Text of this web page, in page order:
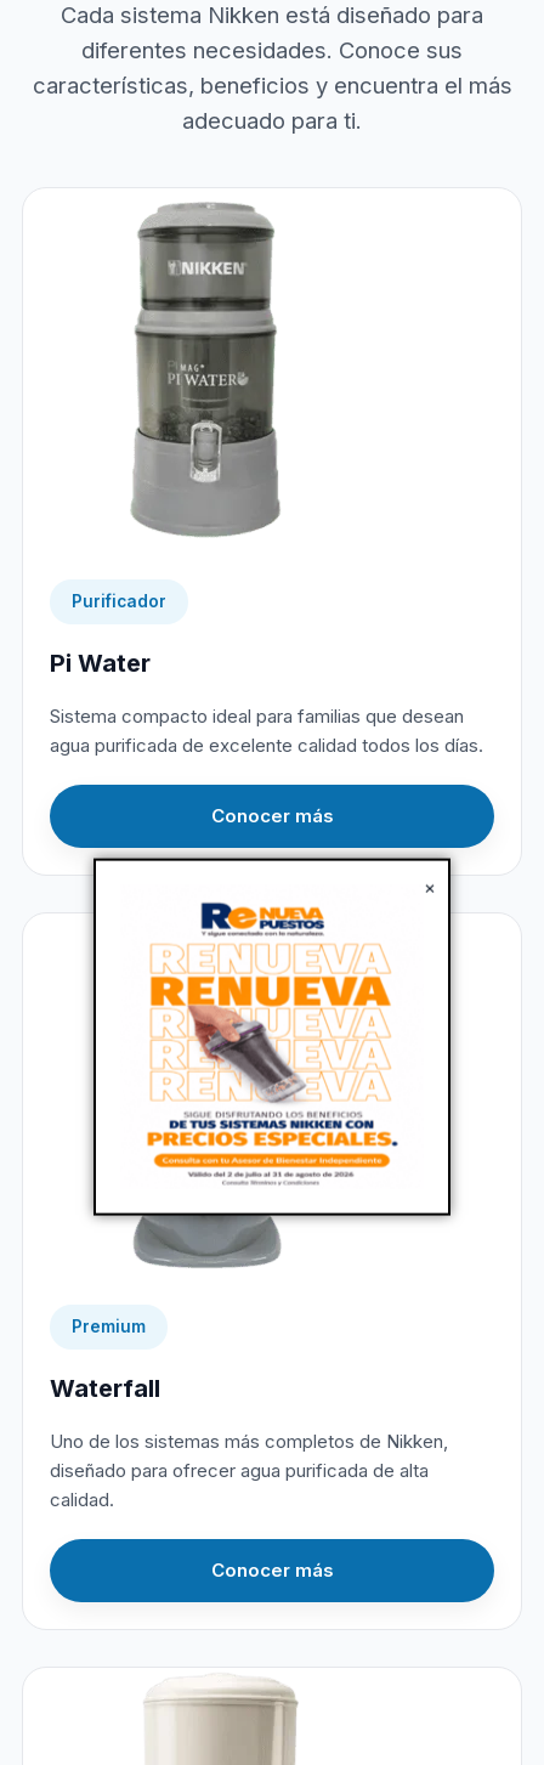
×
Cada sistema Nikken está diseñado para
diferentes necesidades. Conoce sus
características, beneficios y encuentra el más
adecuado para ti.
Purificador
Pi Water
Sistema compacto ideal para familias que desean
agua purificada de excelente calidad todos los días.
Conocer más
Premium
Waterfall
Uno de los sistemas más completos de Nikken,
diseñado para ofrecer agua purificada de alta
calidad.
Conocer más